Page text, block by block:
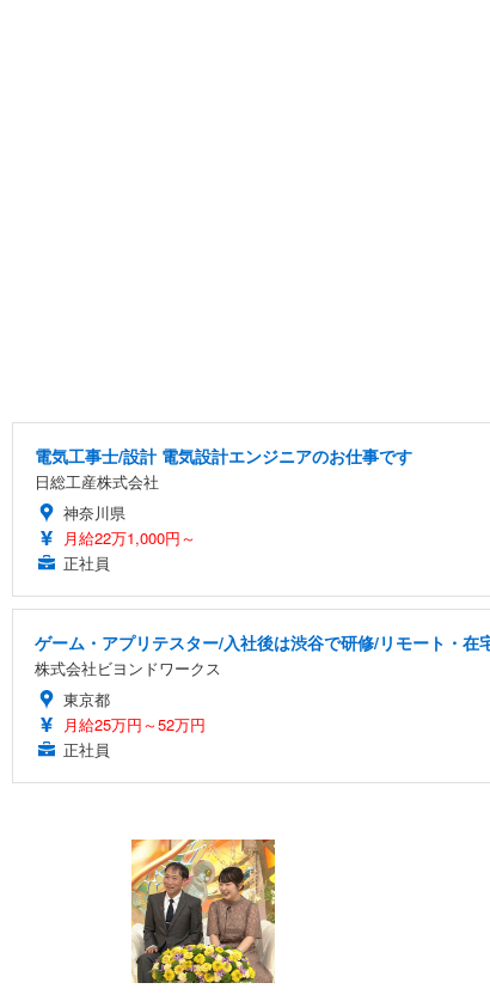
電気工事士/設計 電気設計エンジニアのお仕事です
日総工産株式会社
神奈川県
月給22万1,000円～
正社員
ゲーム・アプリテスター/入社後は渋谷で研修/リモート・
株式会社ビヨンドワークス
東京都
月給25万円～52万円
正社員